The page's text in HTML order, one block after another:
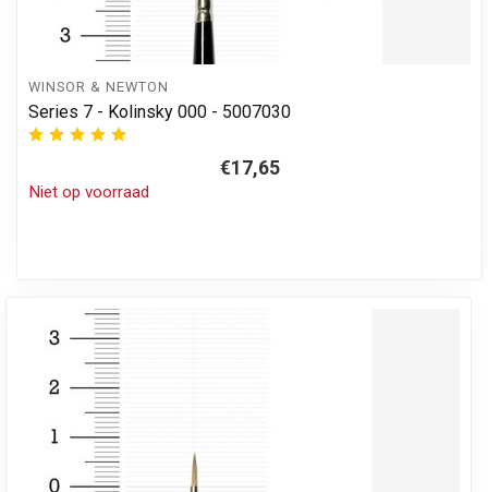
WINSOR & NEWTON
Series 7 - Kolinsky 000 - 5007030
€17,65
Niet op voorraad